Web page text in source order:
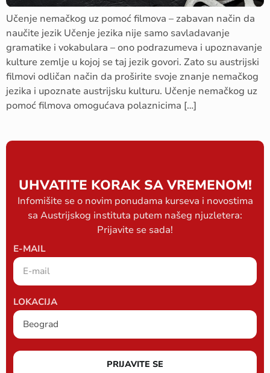
Učenje nemačkog uz pomoć filmova – zabavan način da
naučite jezik Učenje jezika nije samo savladavanje
gramatike i vokabulara – ono podrazumeva i upoznavanje
kulture zemlje u kojoj se taj jezik govori. Zato su austrijski
filmovi odličan način da proširite svoje znanje nemačkog
jezika i upoznate austrijsku kulturu. Učenje nemačkog uz
pomoć filmova omogućava polaznicima […]
UHVATITE KORAK SA VREMENOM!
Infomišite se o novim ponudama kurseva i novostima
sa Austrijskog instituta putem našeg njuzletera:
Prijavite se sada!
E-MAIL
LOKACIJA
PRIJAVITE SE